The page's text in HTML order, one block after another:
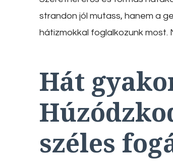
strandon jól mutass, hanem a
hátizmokkal foglalkozunk most.
Hát
széles